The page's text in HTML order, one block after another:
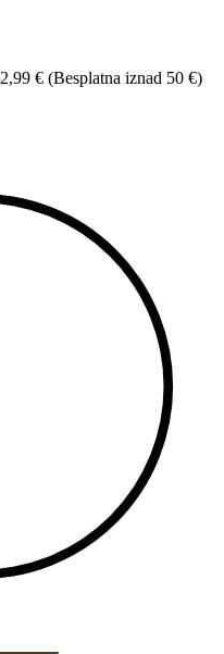
€ (Besplatna iznad 50 €)